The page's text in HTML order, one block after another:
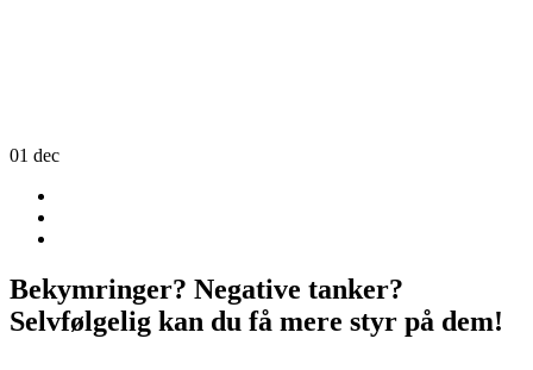
01 dec
Bekymringer? Negative tanker?
Selvfølgelig kan du få mere styr på dem!